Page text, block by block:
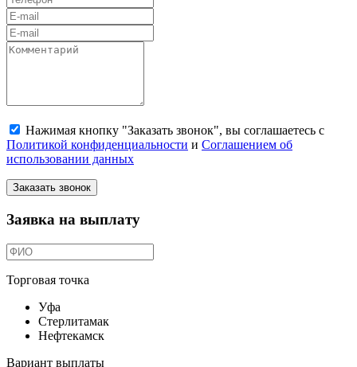
Нажимая кнопку "Заказать звонок", вы соглашаетесь с
Политикой конфиденциальности и Соглашением об
использовании данных
Заказать звонок
Заявка на выплату
Торговая точка
Уфа
Стерлитамак
Нефтекамск
Вариант выплаты